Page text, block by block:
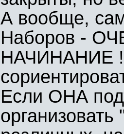
А вообще,
Наборов -
НАЧИНАНИЕ !
Если ОНА